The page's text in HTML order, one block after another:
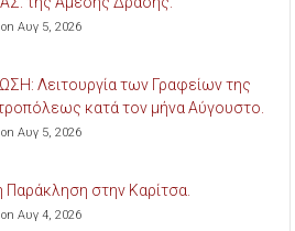
Αυγ 5, 2026
Λειτουργία των Γραφείων της
κατά τον μήνα Αύγουστο.
Αυγ 5, 2026
στην Καρίτσα.
Αυγ 4, 2026